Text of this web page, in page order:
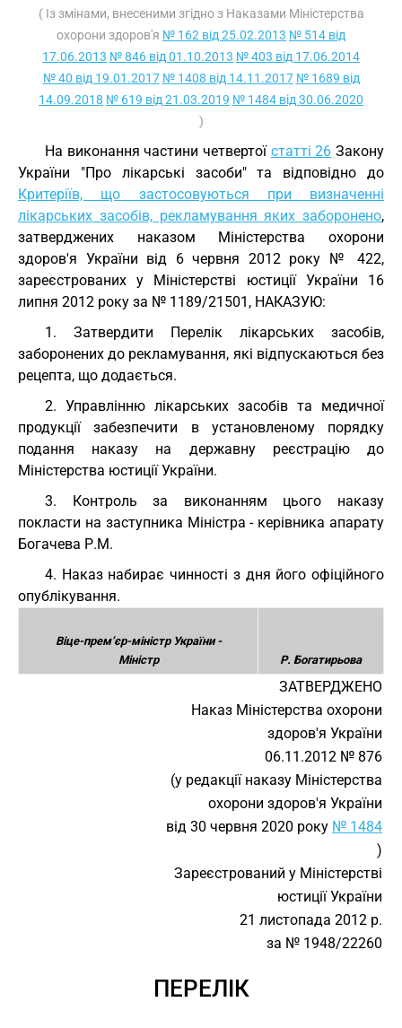
( Із змінами, внесеними згідно з Наказами Міністерства
охорони здоров'я № 162 від 25.02.2013 № 514 від
17.06.2013 № 846 від 01.10.2013 № 403 від 17.06.2014
№ 40 від 19.01.2017 № 1408 від 14.11.2017 № 1689 від
14.09.2018 № 619 від 21.03.2019 № 1484 від 30.06.2020
)
На виконання частини четвертої статті 26 Закону
України "Про лікарські засоби" та відповідно до
Критеріїв, що застосовуються при визначенні
лікарських засобів, рекламування яких заборонено,
затверджених наказом Міністерства охорони
здоров'я України від 6 червня 2012 року № 422,
зареєстрованих у Міністерстві юстиції України 16
липня 2012 року за № 1189/21501, НАКАЗУЮ:
1. Затвердити Перелік лікарських засобів,
заборонених до рекламування, які відпускаються без
рецепта, що додається.
2. Управлінню лікарських засобів та медичної
продукції забезпечити в установленому порядку
подання наказу на державну реєстрацію до
Міністерства юстиції України.
3. Контроль за виконанням цього наказу
покласти на заступника Міністра - керівника апарату
Богачева Р.М.
4. Наказ набирає чинності з дня його офіційного
опублікування.
Віце-прем’єр-міністр України -
Міністр
Р. Богатирьова
ЗАТВЕРДЖЕНО
Наказ Міністерства охорони
здоров'я України
06.11.2012 № 876
(у редакції наказу Міністерства
охорони здоров'я України
від 30 червня 2020 року № 1484
)
Зареєстрований у Міністерстві
юстиції України
21 листопада 2012 р.
за № 1948/22260
ПЕРЕЛІК